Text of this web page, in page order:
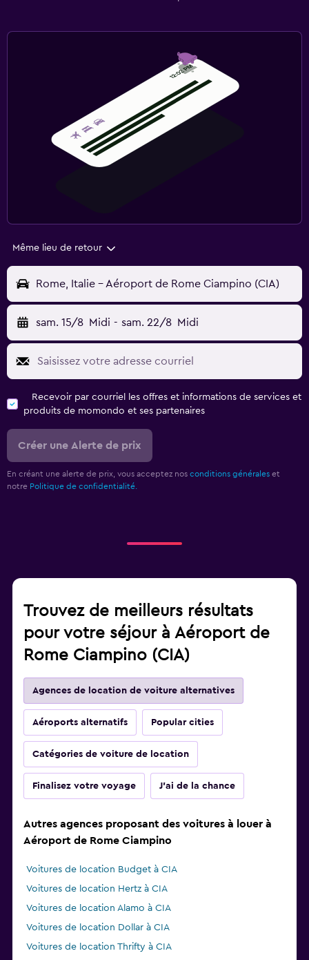
Même lieu de retour
Rome, Italie - Aéroport de Rome Ciampino (CIA)
sam. 15/8 Midi - sam. 22/8 Midi
Recevoir par courriel les offres et informations de services et
produits de momondo et ses partenaires
Créer une Alerte de prix
En créant une alerte de prix, vous acceptez nos conditions générales et
notre Politique de confidentialité.
Trouvez de meilleurs résultats
pour votre séjour à Aéroport de
Rome Ciampino (CIA)
Agences de location de voiture alternatives
Aéroports alternatifs Popular cities
Catégories de voiture de location
Finalisez votre voyage J'ai de la chance
Autres agences proposant des voitures à louer à
Aéroport de Rome Ciampino
Voitures de location Budget à CIA
Voitures de location Hertz à CIA
Voitures de location Alamo à CIA
Voitures de location Dollar à CIA
Voitures de location Thrifty à CIA